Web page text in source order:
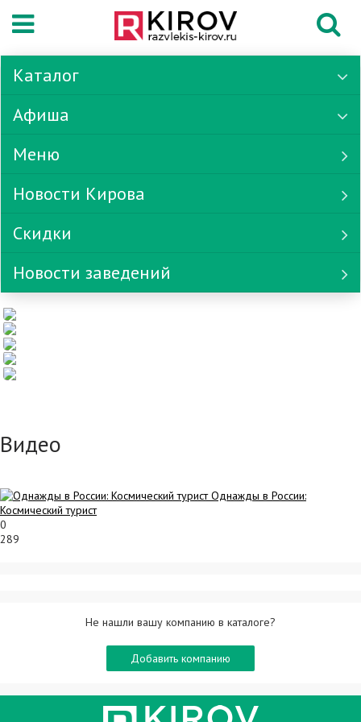
Каталог
Афиша
Меню
Новости Кирова
Скидки
Новости заведений
Видео
Однажды в России:
Космический турист
0
289
Не нашли вашу компанию в каталоге?
Добавить компанию